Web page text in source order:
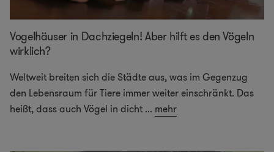
Vogelhäuser in Dachziegeln! Aber hilft es den Vögeln
wirklich?
Weltweit breiten sich die Städte aus, was im Gegenzug
den Lebensraum für Tiere immer weiter einschränkt. Das
heißt, dass auch Vögel in dicht ... mehr